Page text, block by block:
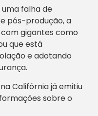
falha de
pós-produção, a
gigantes como
que está
e adotando
Califórnia já emitiu
sobre o